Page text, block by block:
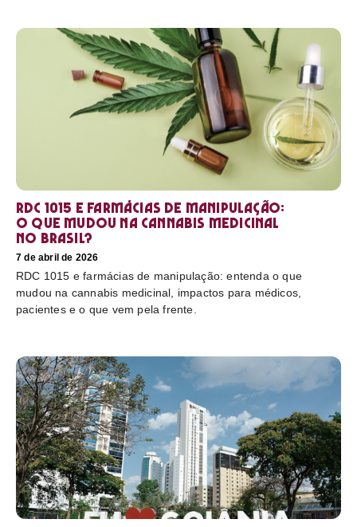
RDC 1015 e farmácias de manipulação:
o que mudou na cannabis medicinal
no Brasil?
7 de abril de 2026
RDC 1015 e farmácias de manipulação: entenda o que
mudou na cannabis medicinal, impactos para médicos,
pacientes e o que vem pela frente.